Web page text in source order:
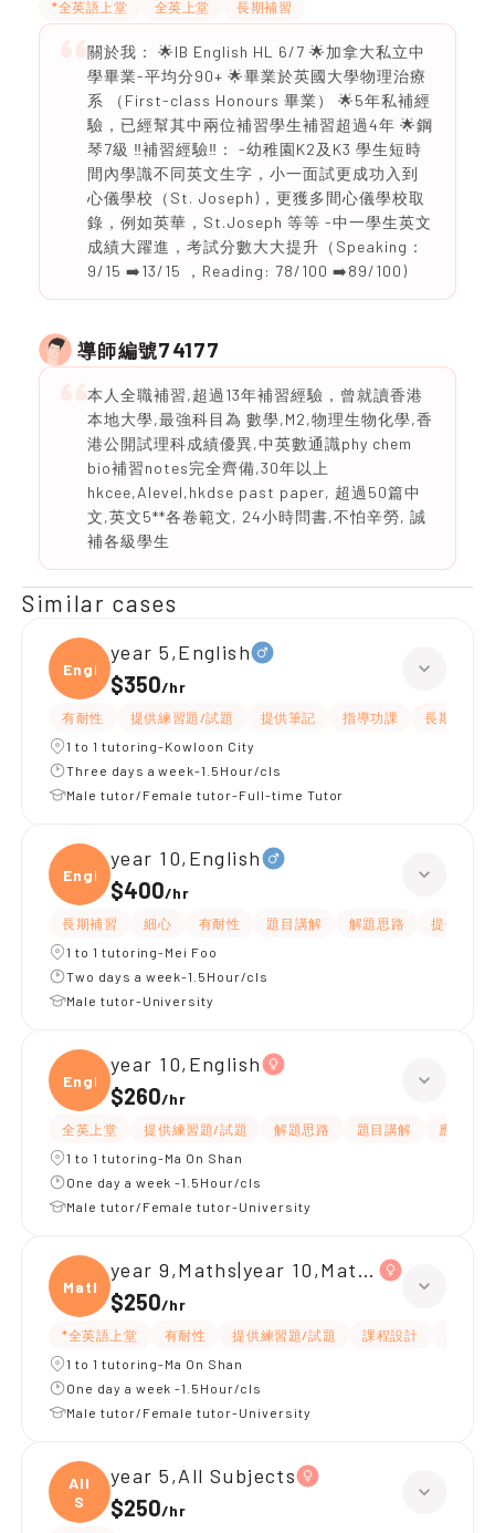
*全英語上堂 全英上堂 長期補習
關於我： 🌟IB English HL 6/7 🌟加拿大私立中
學畢業-平均分90+ 🌟畢業於英國大學物理治療
系 （First-class Honours 畢業） 🌟5年私補經
驗，已經幫其中兩位補習學生補習超過4年 🌟鋼
琴7級 ‼️補習經驗‼️： -幼稚園K2及K3 學生短時
間內學識不同英文生字，小一面試更成功入到
心儀學校（St. Joseph)，更獲多間心儀學校取
錄，例如英華，St.Joseph 等等 -中一學生英文
成績大躍進，考試分數大大提升（Speaking：
9/15 ➡️13/15 ，Reading: 78/100 ➡️89/100)
導師編號74177
本人全職補習,超過13年補習經驗，曾就讀香港
本地大學,最強科目為 數學,M2,物理生物化學,香
港公開試理科成績優異,中英數通識phy chem
bio補習notes完全齊備,30年以上
hkcee,Alevel,hkdse past paper, 超過50篇中
文,英文5**各卷範文, 24小時問書,不怕辛勞, 誠
補各級學生
Similar cases
Engli
year 5,English
$350/hr
有耐性 提供練習題/試題 提供筆記 指導功課
長期補習
1 to 1 tutoring-Kowloon City
Three days a week-1.5Hour/cls
Male tutor/Female tutor-Full-time Tutor
Engli
year 10,English
$400/hr
長期補習 細心 有耐性 題目講解 解題思路
提供練習
1 to 1 tutoring-Mei Foo
Two days a week-1.5Hour/cls
Male tutor-University
Engli
year 10,English
$260/hr
全英上堂 提供練習題/試題 解題思路 題目講解
應試策略
1 to 1 tutoring-Ma On Shan
One day a week -1.5Hour/cls
Male tutor/Female tutor-University
Maths
year 9,Maths|year 10,Maths
$250/hr
*全英語上堂 有耐性 提供練習題/試題 課程設計
1 to 1 tutoring-Ma On Shan
One day a week -1.5Hour/cls
Male tutor/Female tutor-University
All
S
year 5,All Subjects
$250/hr